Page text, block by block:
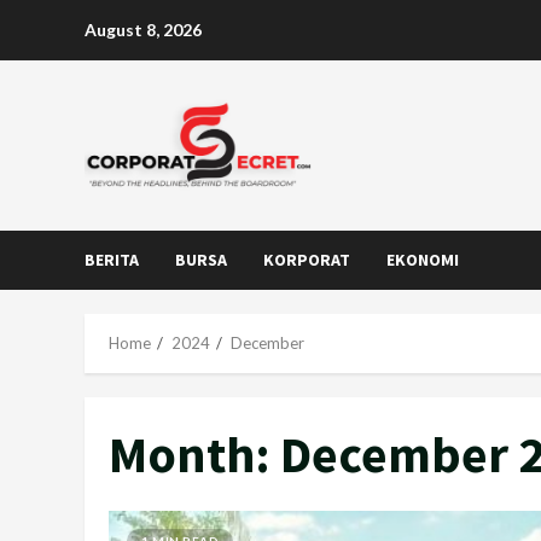
August 8, 2026
BERITA BURSA KORPORAT EKONOMI
Home 2024 December
Month: December